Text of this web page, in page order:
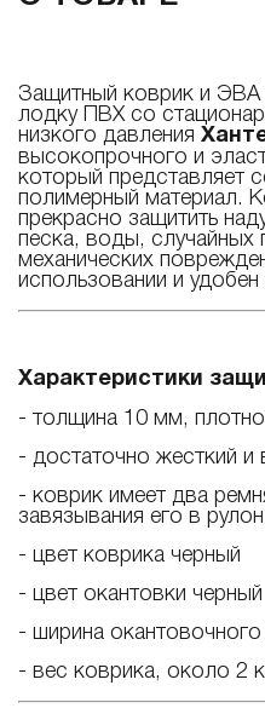
Защитный коврик и ЭВА
лодку ПВХ со
низкого давления
высокопрочного и
который представляет
полимерный материал.
прекрасно защитить
песка, воды, случайных
механических
использовании и
Характеристики
- толщина 10 мм,
- достаточно жесткий и
- коврик имеет два
завязывания его в рулон
- цвет коврика черный
- цвет окантовки черный
- ширина
- вес коврика, около 2